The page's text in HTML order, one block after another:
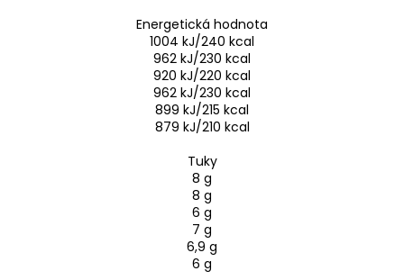
Energetická hodnota
1004 kJ/240 kcal
962 kJ/230 kcal
920 kJ/220 kcal
962 kJ/230 kcal
899 kJ/215 kcal
879 kJ/210 kcal
Tuky
8 g
8 g
6 g
7 g
6,9 g
6 g